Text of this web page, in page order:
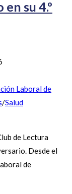
su 4.º
Laboral de
/Salud
de Lectura
Desde el
de